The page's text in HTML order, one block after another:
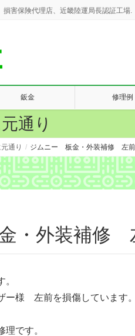
害保険代理店、近畿陸運局長認証工場.
鈑金 修理例
通り
通り ジムニー 板金・外装補修 左前
・外装補修
様 左前を損傷しています。
です。